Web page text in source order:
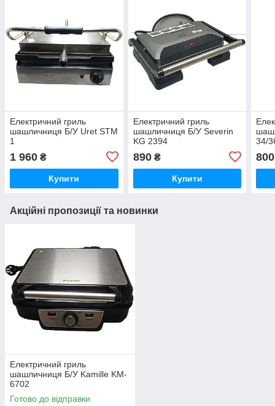
Електричний гриль
шашличниця Б/У Uret STM
1
1 960 ₴
Купити
Електричний гриль
шашличниця Б/У Severin
KG 2394
890₴
Купити
34/
800
Акційні пропозиції та новинки
Електричний гриль
шашличниця Б/У Kamille KM-
6702
Готово до відправки